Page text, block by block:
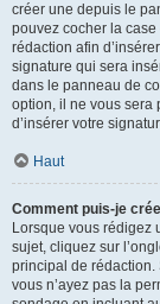
créer une depuis le
pouvez cocher la
rédaction afin
signature qui sera
dans le panneau de
option, il ne vous sera
d’insérer votre
Haut
Comment puis-je
Lorsque vous rédigez
sujet, cliquez sur
principal de rédaction.
vous n’ayez pas la